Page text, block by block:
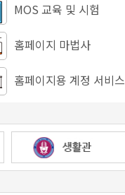
MOS 교육 및 시험
홈페이지 마법사
홈페이지용 계정 서비스